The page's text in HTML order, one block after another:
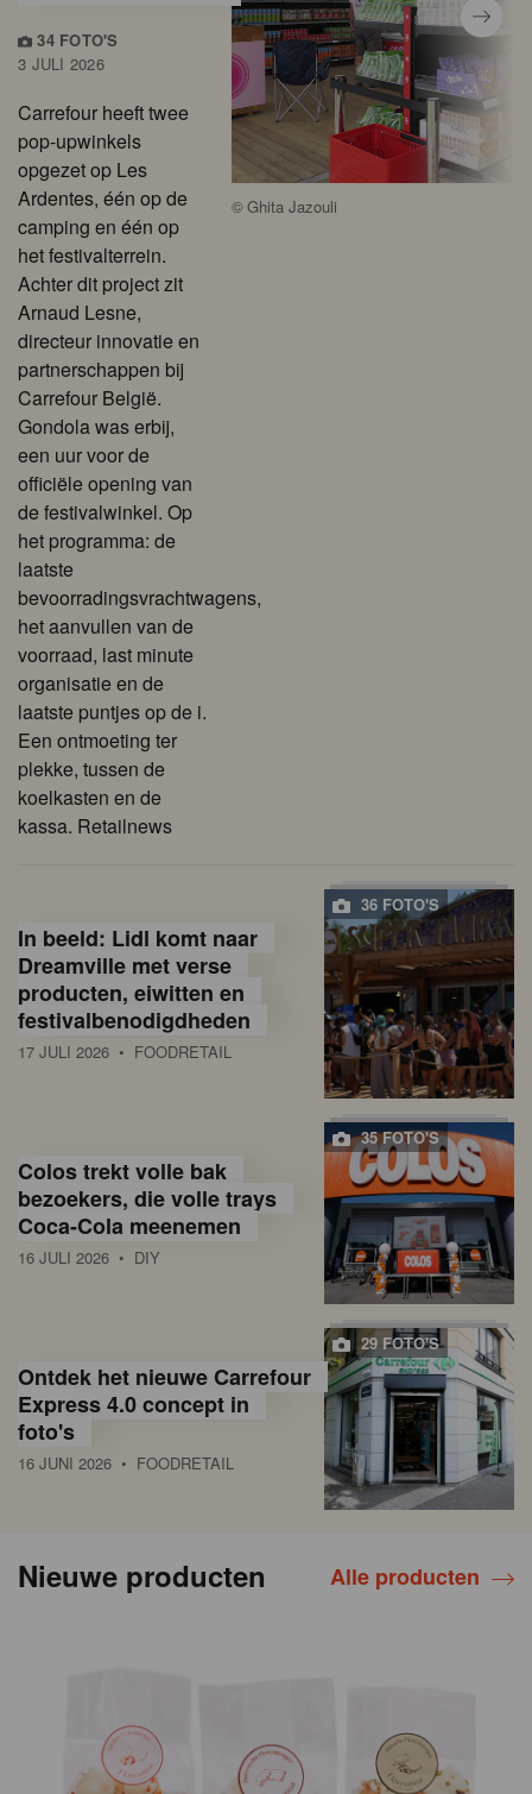
34 FOTO'S
3 JULI 2026
Carrefour heeft twee
pop-upwinkels
opgezet op Les
Ardentes, één op de
camping en één op
het festivalterrein.
Achter dit project zit
Arnaud Lesne,
directeur innovatie en
partnerschappen bij
Carrefour België.
Gondola was erbij,
een uur voor de
officiële opening van
de festivalwinkel. Op
het programma: de
laatste
bevoorradingsvrachtwagens,
het aanvullen van de
voorraad, last minute
organisatie en de
laatste puntjes op de i.
Een ontmoeting ter
plekke, tussen de
koelkasten en de
kassa. Retailnews
©Ghita Jazouli
36 FOTO'S
In beeld: Lidl komt naar
Dreamville met verse
producten, eiwitten en
festivalbenodigdheden
17 JULI 2026 • FOODRETAIL
35 FOTO'S
Colos trekt volle bak
bezoekers, die volle trays
Coca-Cola meenemen
16 JULI 2026 • DIY
29 FOTO'S
Ontdek het nieuwe Carrefour
Express 4.0 concept in
foto's
16 JUNI 2026 • FOODRETAIL
Nieuwe producten Alle producten